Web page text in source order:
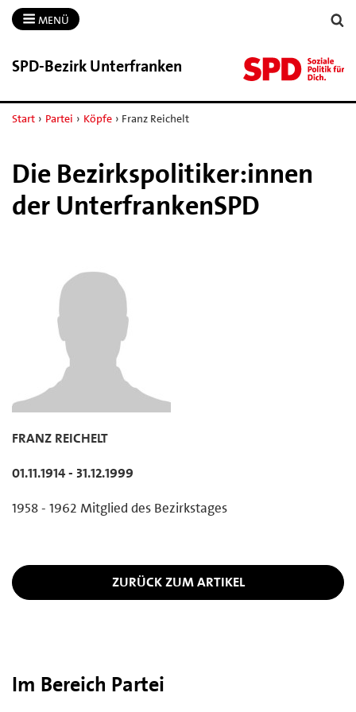
MENÜ
SPD-​Bezirk Unterfranken
Start › Partei › Köpfe › Franz Reichelt
Die Bezirkspolitiker:innen
der UnterfrankenSPD
FRANZ REICHELT
01.11.1914 - 31.12.1999
1958 - 1962 Mitglied des Bezirkstages
ZURÜCK ZUM ARTIKEL
Im Bereich Partei